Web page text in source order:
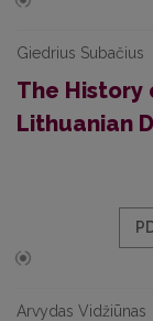
Giedrius Subačius
The History
Lithuanian
Arvydas Vidžiūnas